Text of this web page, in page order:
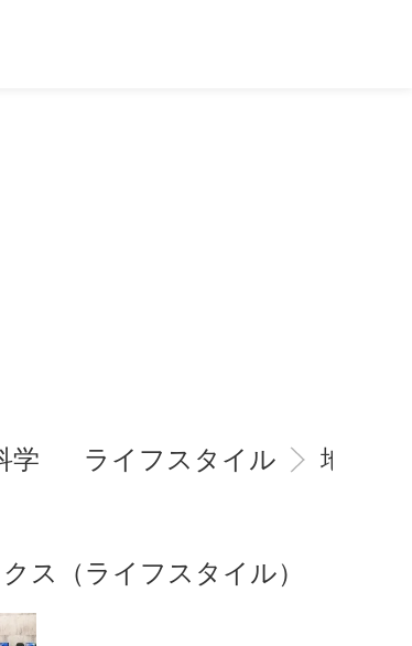
学 ライフスタイル 地域情
ス（ライフスタイル）